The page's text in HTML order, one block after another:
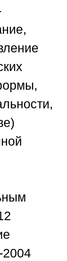
2004